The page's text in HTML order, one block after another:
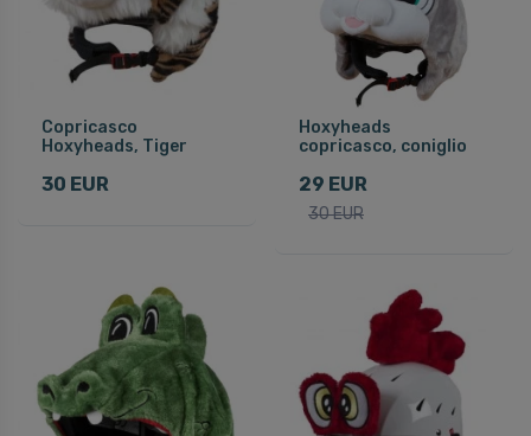
Copricasco
Hoxyheads, Tiger
30 EUR
Hoxyheads
copricasco, coniglio
29 EUR
30 EUR